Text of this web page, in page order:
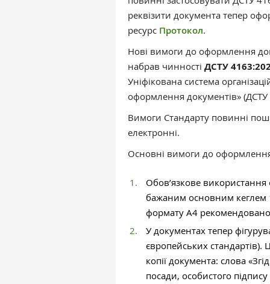
реквізити документа тепер
ресурс Протокол.
Нові вимоги до оформлення
набрав чинності ДСТУ
Уніфікована система
оформлення документів»
Вимоги Стандарту повинні
електронні.
Основні вимоги до
Обов’язкове
бажаним основним кеглем
формату А4
У документах тепер
європейських
копії документа: слова
посади, особистого підпису